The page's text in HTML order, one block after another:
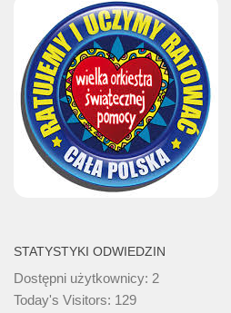
STATYSTYKI ODWIEDZIN
Dostępni użytkownicy: 2
Today's Visitors: 129